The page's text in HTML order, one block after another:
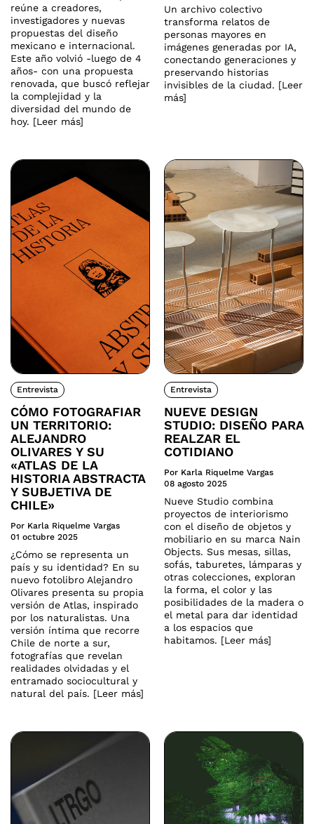
reúne a creadores,
investigadores y nuevas
propuestas del diseño
mexicano e internacional.
Este año volvió -luego de 4
años- con una propuesta
renovada, que buscó reflejar
la complejidad y la
diversidad del mundo de
hoy. [Leer más]
Un archivo colectivo
transforma relatos de
personas mayores en
imágenes generadas por IA,
conectando generaciones y
preservando historias
invisibles de la ciudad. [Leer
más]
Entrevista
CÓMO FOTOGRAFIAR
UN TERRITORIO:
ALEJANDRO
OLIVARES Y SU
«ATLAS DE LA
HISTORIA ABSTRACTA
Y SUBJETIVA DE
CHILE»
Por Karla Riquelme Vargas
01 octubre 2025
¿Cómo se representa un
país y su identidad? En su
nuevo fotolibro Alejandro
Olivares presenta su propia
versión de Atlas, inspirado
por los naturalistas. Una
versión íntima que recorre
Chile de norte a sur,
fotografías que revelan
realidades olvidadas y el
entramado sociocultural y
natural del país. [Leer más]
Entrevista
NUEVE DESIGN
STUDIO: DISEÑO PARA
REALZAR EL
COTIDIANO
Por Karla Riquelme Vargas
08 agosto 2025
Nueve Studio combina
proyectos de interiorismo
con el diseño de objetos y
mobiliario en su marca Nain
Objects. Sus mesas, sillas,
sofás, taburetes, lámparas y
otras colecciones, exploran
la forma, el color y las
posibilidades de la madera o
el metal para dar identidad
a los espacios que
habitamos. [Leer más]